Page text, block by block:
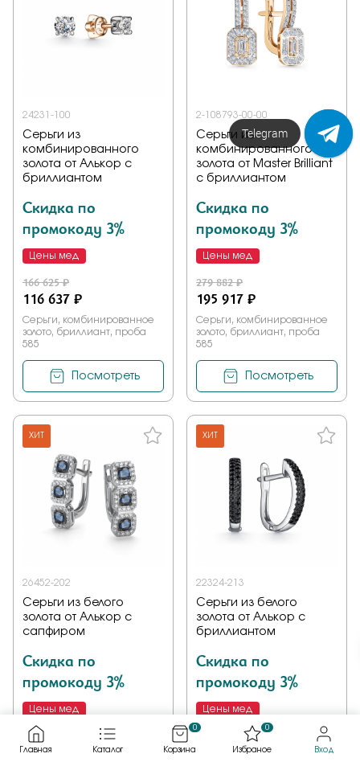
24231-100
Серьги из
комбинированного
золота от Алькор с
бриллиантом
Скидка по
промокоду 3%
Цены мед
166 625 ₽
116 637 ₽
Серьги, комбинированное
золото, бриллиант, проба
585
Посмотреть
2-108793-00-00
Серьги из
комбинированного
золота от Master Brilliant
с бриллиантом
Скидка по
промокоду 3%
Цены мед
279 882 ₽
195 917 ₽
Серьги, комбинированное
золото, бриллиант, проба
585
Посмотреть
ХИТ
26452-202
Серьги из белого
золота от Алькор с
сапфиром
Скидка по
промокоду 3%
Цены мед
148 732 ₽
104 112 ₽
ХИТ
22324-213
Серьги из белого
золота от Алькор с
бриллиантом
Скидка по
промокоду 3%
Цены мед
80 567 ₽
56 396 ₽
Главная Каталог Корзина
0
Избраное
0
Вход
Напишите нам!